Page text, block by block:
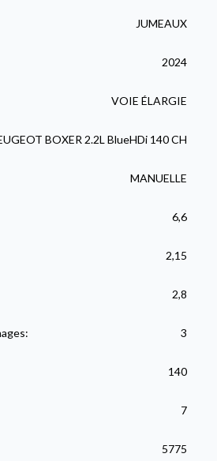
JUMEAUX
2024
VOIE ÉLARGIE
BOXER 2.2L BlueHDi 140 CH
MANUELLE
6,6
2,15
2,8
3
140
7
5775